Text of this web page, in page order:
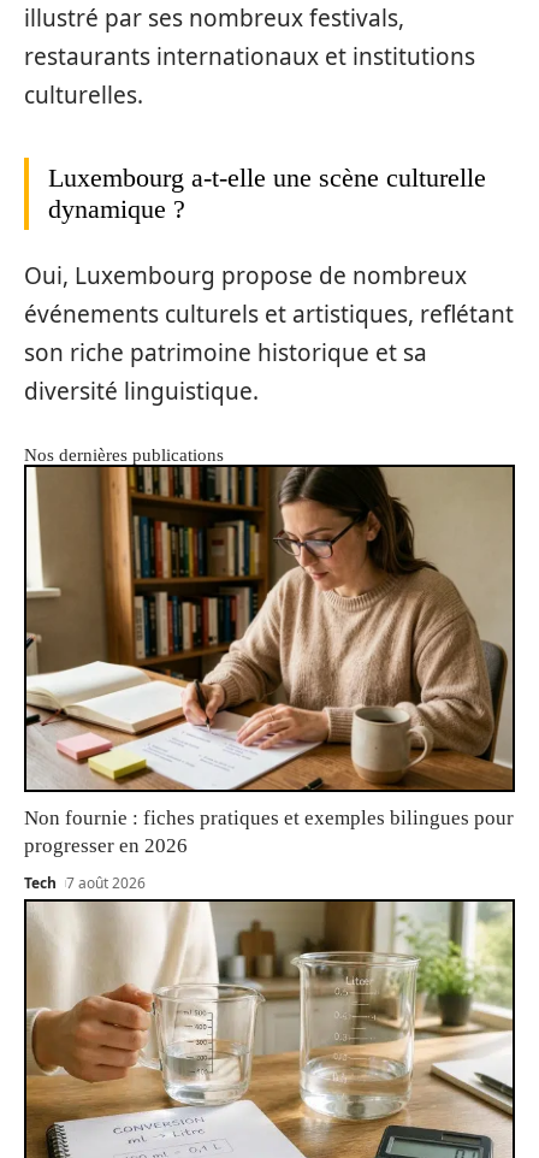
illustré par ses nombreux festivals,
restaurants internationaux et institutions
culturelles.
Luxembourg a-t-elle une scène culturelle
dynamique ?
Oui, Luxembourg propose de nombreux
événements culturels et artistiques, reflétant
son riche patrimoine historique et sa
diversité linguistique.
Nos dernières publications
Non fournie : fiches pratiques et exemples bilingues pour
progresser en 2026
Tech 7 août 2026